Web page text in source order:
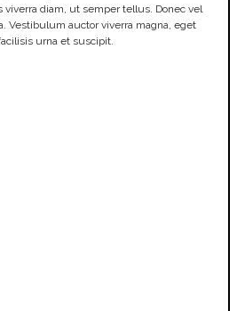
diam, ut semper tellus. Donec vel
Vestibulum auctor viverra magna, eget
urna et suscipit.